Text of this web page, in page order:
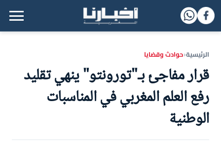
القائمة الرئيسية
الرئيسية‹حوادث وقضايا
قرار مفاجئ بـ"تورونتو" ينهي تقليد
رفع العلم المغربي في المناسبات
الوطنية